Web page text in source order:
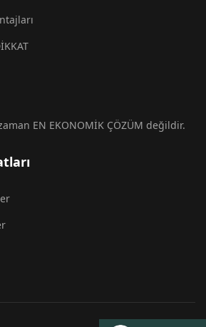
EN EKONOMİK ÇÖZÜM değildir.